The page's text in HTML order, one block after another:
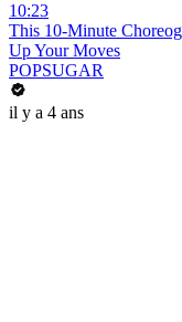
10:23
This 10-Minute
Up Your Moves
POPSUGAR
il y a 4 ans